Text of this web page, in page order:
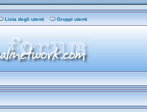
Lista degli utenti Gruppi utenti